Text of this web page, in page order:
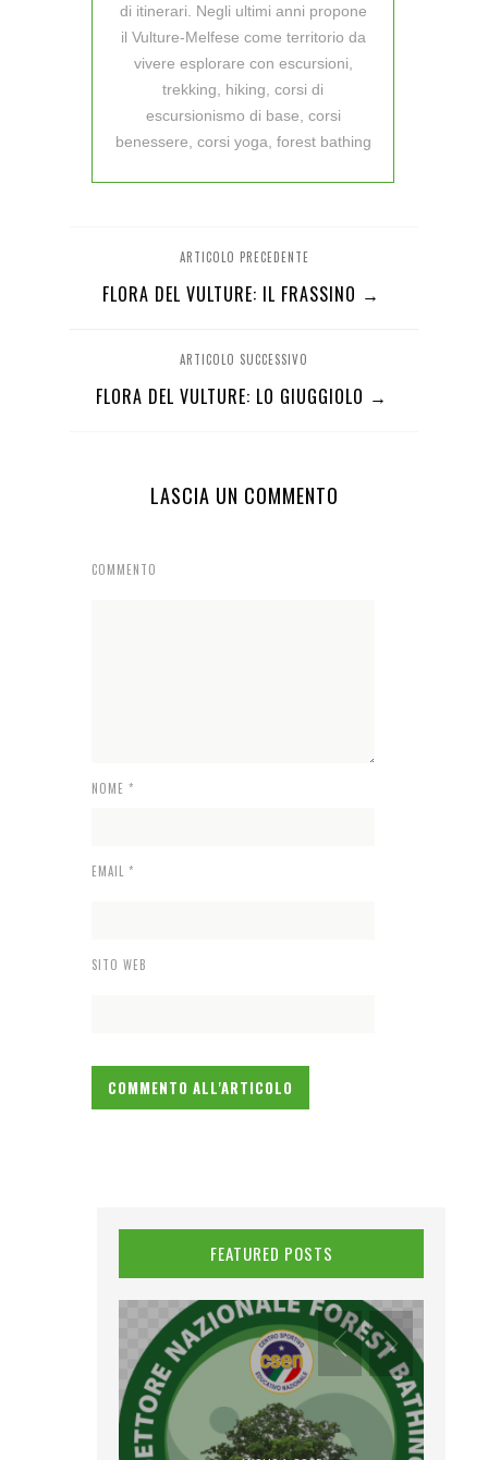
di itinerari. Negli ultimi anni propone
il Vulture-Melfese come territorio da
vivere esplorare con escursioni,
trekking, hiking, corsi di
escursionismo di base, corsi
benessere, corsi yoga, forest bathing
ARTICOLO PRECEDENTE
FLORA DEL VULTURE: IL FRASSINO →
ARTICOLO SUCCESSIVO
FLORA DEL VULTURE: LO GIUGGIOLO →
LASCIA UN COMMENTO
COMMENTO
NOME *
EMAIL *
SITO WEB
FEATURED POSTS